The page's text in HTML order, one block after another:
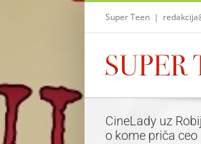
Super Teen |
CineLady uz
o kome priča